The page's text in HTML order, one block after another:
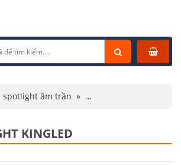
spotlight âm trần »
KINGLED